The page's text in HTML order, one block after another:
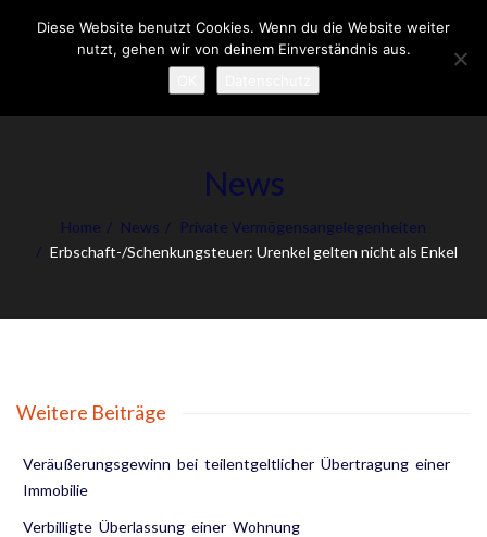
News
Home News
Private Vermögensangelegenheiten
Erbschaft-/Schenkungsteuer: Urenkel gelten nicht als Enkel
Weitere Beiträge
Veräußerungsgewinn bei teilentgeltlicher Übertragung einer
Immobilie
Verbilligte Überlassung einer Wohnung
Diese Website benutzt Cookies. Wenn du die Website weiter
nutzt, gehen wir von deinem Einverständnis aus.